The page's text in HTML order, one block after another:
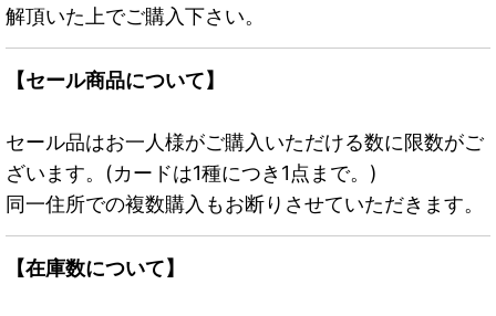
解頂いた上でご購入下さい。
【セール商品について】
セール品はお一人様がご購入いただける数に限数がご
ざいます。(カードは1種につき1点まで。)
同一住所での複数購入もお断りさせていただきます。
【在庫数について】